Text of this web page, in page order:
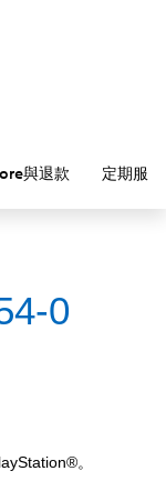
與退款 定期服務
0
。